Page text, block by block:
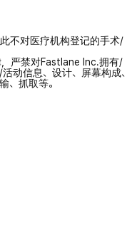
不对医疗机构登记的手术/
严禁对Fastlane Inc.拥有/
动信息、设计、屏幕构成、
、抓取等。